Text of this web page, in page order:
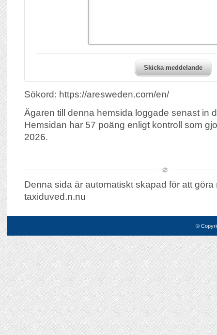
Skicka meddelande
Sökord: https://aresweden.com/en/
Ägaren till denna hemsida loggade senast in
Hemsidan har 57 poäng enligt kontroll som
2026.
Denna sida är automatiskt skapad för att göra
taxiduved.n.nu
©